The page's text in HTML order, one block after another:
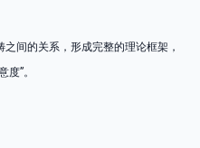
之间的关系，形成完整的理论框架，
”。